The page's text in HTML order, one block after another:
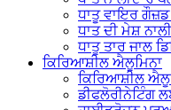
ਧਾਤੂ ਵਾਇਰ
ਧਾਤ ਦੀ ਮੇਸ਼
ਧਾਤੂ ਤਾਰ ਜਾਲ
ਕਿਰਿਆਸ਼ੀਲ ਐਲੂਮਿਨਾ
ਕਿਰਿਆਸ਼ੀਲ
ਡੀਫਲੋਰੀਨੇਟਿੰਗ